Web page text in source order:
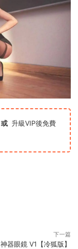
或 升級VIP後免費
下一篇
神器眼鏡 V1【冷狐版】